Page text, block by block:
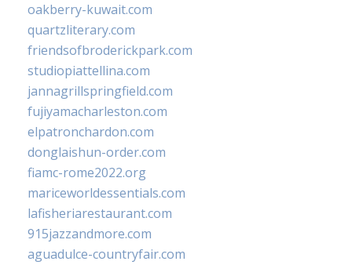
oakberry-kuwait.com
quartzliterary.com
friendsofbroderickpark.com
studiopiattellina.com
jannagrillspringfield.com
fujiyamacharleston.com
elpatronchardon.com
donglaishun-order.com
fiamc-rome2022.org
mariceworldessentials.com
lafisheriarestaurant.com
915jazzandmore.com
aguadulce-countryfair.com